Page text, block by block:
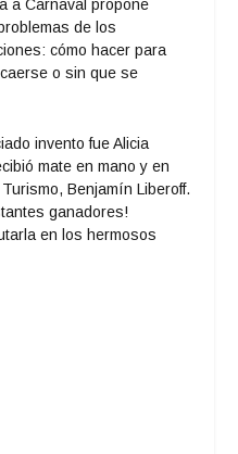
a Carnaval propone
de los
cómo hacer para
o sin que se
invento fue Alicia
mate en mano y en
Benjamín Liberoff.
ganadores!
en los hermosos